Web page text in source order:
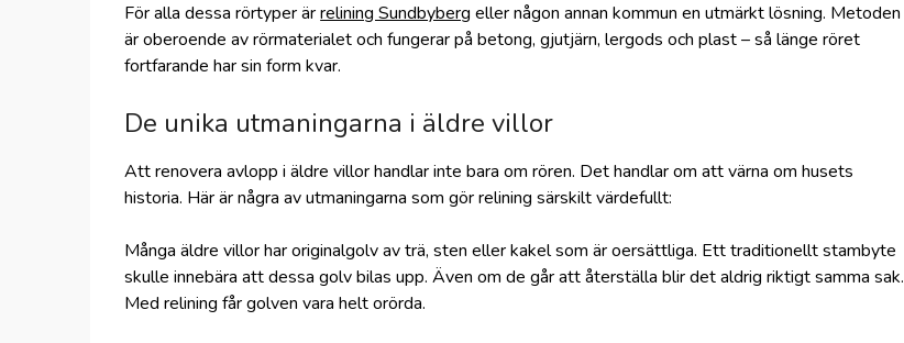
För alla dessa rörtyper ärrelining Sundbyberg eller någon annan kommun en utmärkt lösning. Metoden
är oberoende av rörmaterialet och fungerar på betong, gjutjärn, lergods och plast – så länge röret
fortfarande har sin form kvar.
De unika utmaningarna i äldre villor
Att renovera avlopp i äldre villor handlar inte bara om rören. Det handlar om att värna om husets
historia. Här är några av utmaningarna som gör relining särskilt värdefullt:
Många äldre villor har originalgolv av trä, sten eller kakel som är oersättliga. Ett traditionellt stambyte
skulle innebära att dessa golv bilas upp. Även om de går att återställa blir det aldrig riktigt samma sak.
Med relining får golven vara helt orörda.